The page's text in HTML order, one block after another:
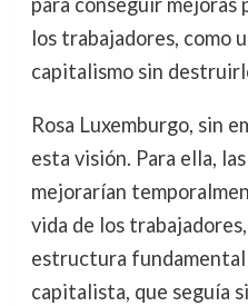
los trabajadores, como
capitalismo sin
Rosa Luxemburgo, sin
esta visión. Para ella,
mejorarían
vida de los
estructura fundamental
capitalista, que seguía